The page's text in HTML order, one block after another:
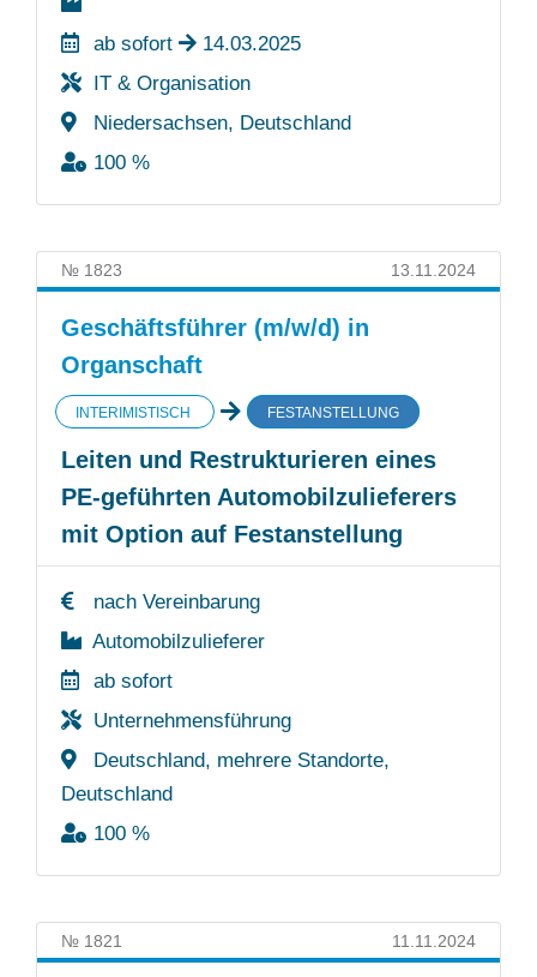
ab sofort
14.03.2025
IT & Organisation
Niedersachsen, Deutschland
100 %
№ 1823 13.11.2024
Geschäftsführer (m/w/d) in
Organschaft
INTERIMISTISCH FESTANSTELLUNG
Leiten und Restrukturieren eines
PE-geführten Automobilzulieferers
mit Option auf Festanstellung
nach Vereinbarung
Automobilzulieferer
ab sofort
Unternehmensführung
Deutschland, mehrere Standorte,
Deutschland
100 %
№ 1821 11.11.2024